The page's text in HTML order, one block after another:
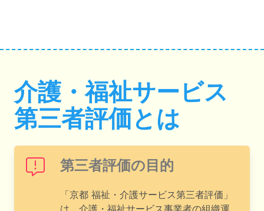
介護・福祉サービス
第三者評価とは
第三者評価の目的
「京都 福祉・介護サービス第三者評価」